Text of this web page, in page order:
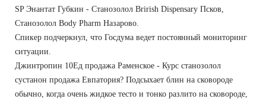
SP Энантат Губкин - Станозолол Brirish Dispensary Псков,
Станозолол Body Pharm Назарово.
Спикер подчеркнул, что Госдума ведет постоянный мониторинг
ситуации.
Джинтропин 10Ед продажа Раменское - Курс станозолол
сустанон продажа Евпатория? Подсыхает блин на сковороде
обычно, когда очень жидкое тесто и тонко разлито на сковороде,